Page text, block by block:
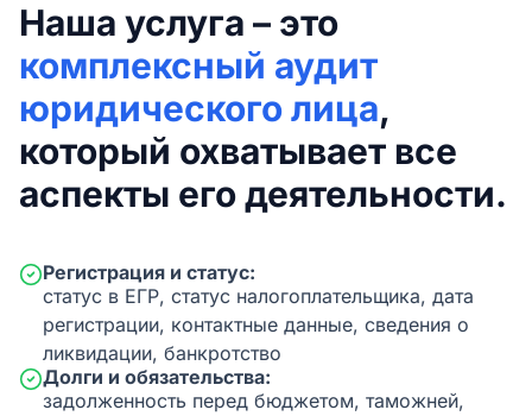
Наша услуга – это
комплексный аудит
юридического лица,
который охватывает все
аспекты его деятельности.
Регистрация и статус:
статус в ЕГР, статус налогоплательщика, дата
регистрации, контактные данные, сведения о
ликвидации, банкротство
Долги и обязательства:
задолженность перед бюджетом, таможней,